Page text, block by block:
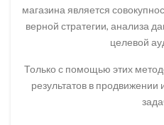
магазина является
верной стратегии, анализа
целевой
Только с помощью этих
результатов в